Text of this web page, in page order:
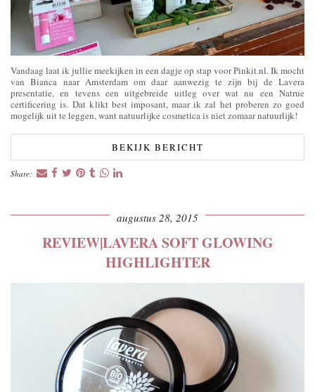
Vandaag laat ik jullie meekijken in een dagje op stap voor Pinkit.nl. Ik mocht
van Bianca naar Amsterdam om daar aanwezig te zijn bij de Lavera
presentatie, en tevens een uitgebreide uitleg over wat nu een Natrue
certificering is. Dat klikt best imposant, maar ik zal het proberen zo goed
mogelijk uit te leggen, want natuurlijke cosmetica is niet zomaar natuurlijk!
BEKIJK BERICHT
Share:
augustus 28, 2015
REVIEW|LAVERA SOFT GLOWING
HIGHLIGHTER